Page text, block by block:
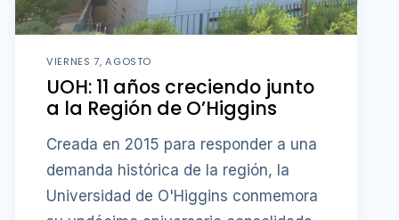
VIERNES 7, AGOSTO
UOH: 11 años creciendo junto
a la Región de O’Higgins
Creada en 2015 para responder a una
demanda histórica de la región, la
Universidad de O'Higgins conmemora